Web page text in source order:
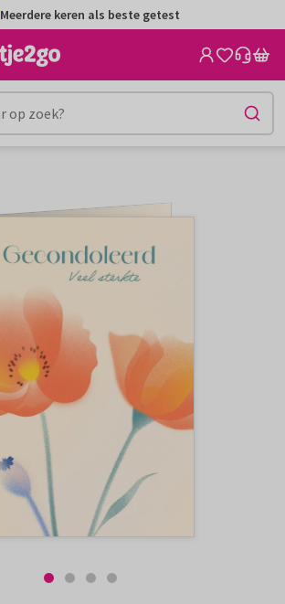
Meerdere keren als beste getest